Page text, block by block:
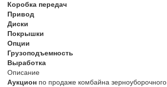
Коробка передач
Привод
Диски
Покрышки
Опции
Грузоподъемность
Выработка
Описание
Аукцион по продаже комбайна